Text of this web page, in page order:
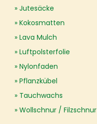
Jutesäcke
Kokosmatten
Lava Mulch
Luftpolsterfolie
Nylonfaden
Pflanzkübel
Tauchwachs
Wollschnur / Filzschnur